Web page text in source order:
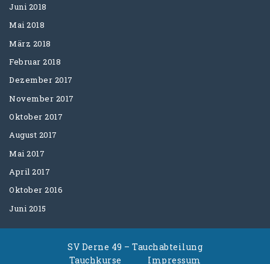
Juni 2018
Mai 2018
März 2018
Februar 2018
Dezember 2017
November 2017
Oktober 2017
August 2017
Mai 2017
April 2017
Oktober 2016
Juni 2015
SV Derne 49 – Tauchabteilung
Tauchkurse
Impressum